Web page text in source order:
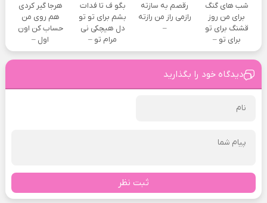
شب های گنگ
برای من روز
قشنگ برای تو
برای تو –
رقصم به سازته
رازمی راز من رازته
–
بگو ف تا فدات
بشم برای تو تو
دل هیچکی نی
مرام تو –
هرجا گیر کردی
هم روی من
حساب کن اون
اول –
دیدگاه خود را بگذارید
ثبت نظر